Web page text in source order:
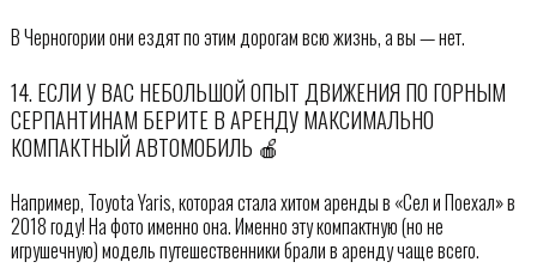
В Черногории они ездят по этим дорогам всю жизнь, а вы — нет.
14. ЕСЛИ У ВАС НЕБОЛЬШОЙ ОПЫТ ДВИЖЕНИЯ ПО ГОРНЫМ
СЕРПАНТИНАМ БЕРИТЕ В АРЕНДУ МАКСИМАЛЬНО
КОМПАКТНЫЙ АВТОМОБИЛЬ 🍎
Например, Toyota Yaris, которая стала хитом аренды в «Сел и Поехал» в
2018 году! На фото именно она. Именно эту компактную (но не
игрушечную) модель путешественники брали в аренду чаще всего.